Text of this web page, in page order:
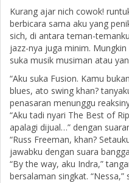
Kurang ajar nich cowok!
berbicara sama aku yang
sich, di antara teman-
jazz-nya juga minim.
suka musik musiman atau
“Aku suka Fusion. Kamu
blues, ato swing khan?
penasaran menunggu
“Aku tadi nyari The Best of
apalagi dijual…” dengan
“Russ Freeman, khan?
jawabku dengan suara
“By the way, aku Indra,”
bersalaman singkat.